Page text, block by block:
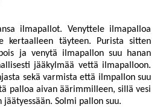
ilmapallot. Venyttele ilmapalloa
kertaalleen täyteen. Purista sitten
ja venytä ilmapallon suu hanan
jääkylmää vettä ilmapalloon.
sekä varmista että ilmpallon suu
palloa aivan äärimmilleen, sillä vesi
Solmi pallon suu.